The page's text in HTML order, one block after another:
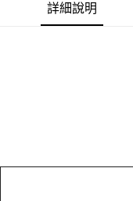
付款後7-11取貨［需3-5
詳細說明